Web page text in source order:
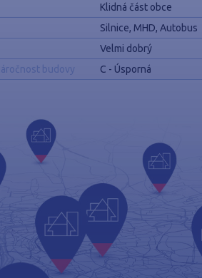
Klidná část obce
Silnice, MHD, Autobus
Velmi dobrý
budovy
C - Úsporná